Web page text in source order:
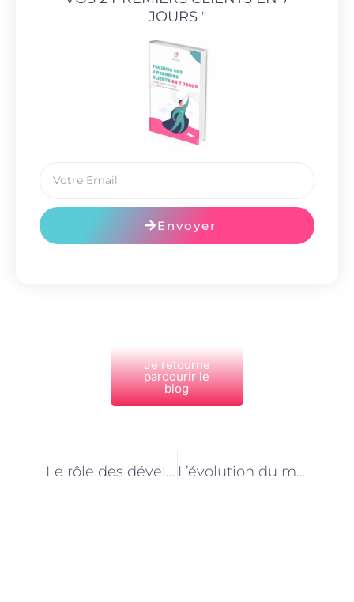
JOURS"
Envoyer
Je retourne
parcourir le
blog
Le rôle des développeurs web dans la création de sites vitrines à Paris L’évolution du métier de développeur web à Paris : quelles compétences pour rester compétitif ?